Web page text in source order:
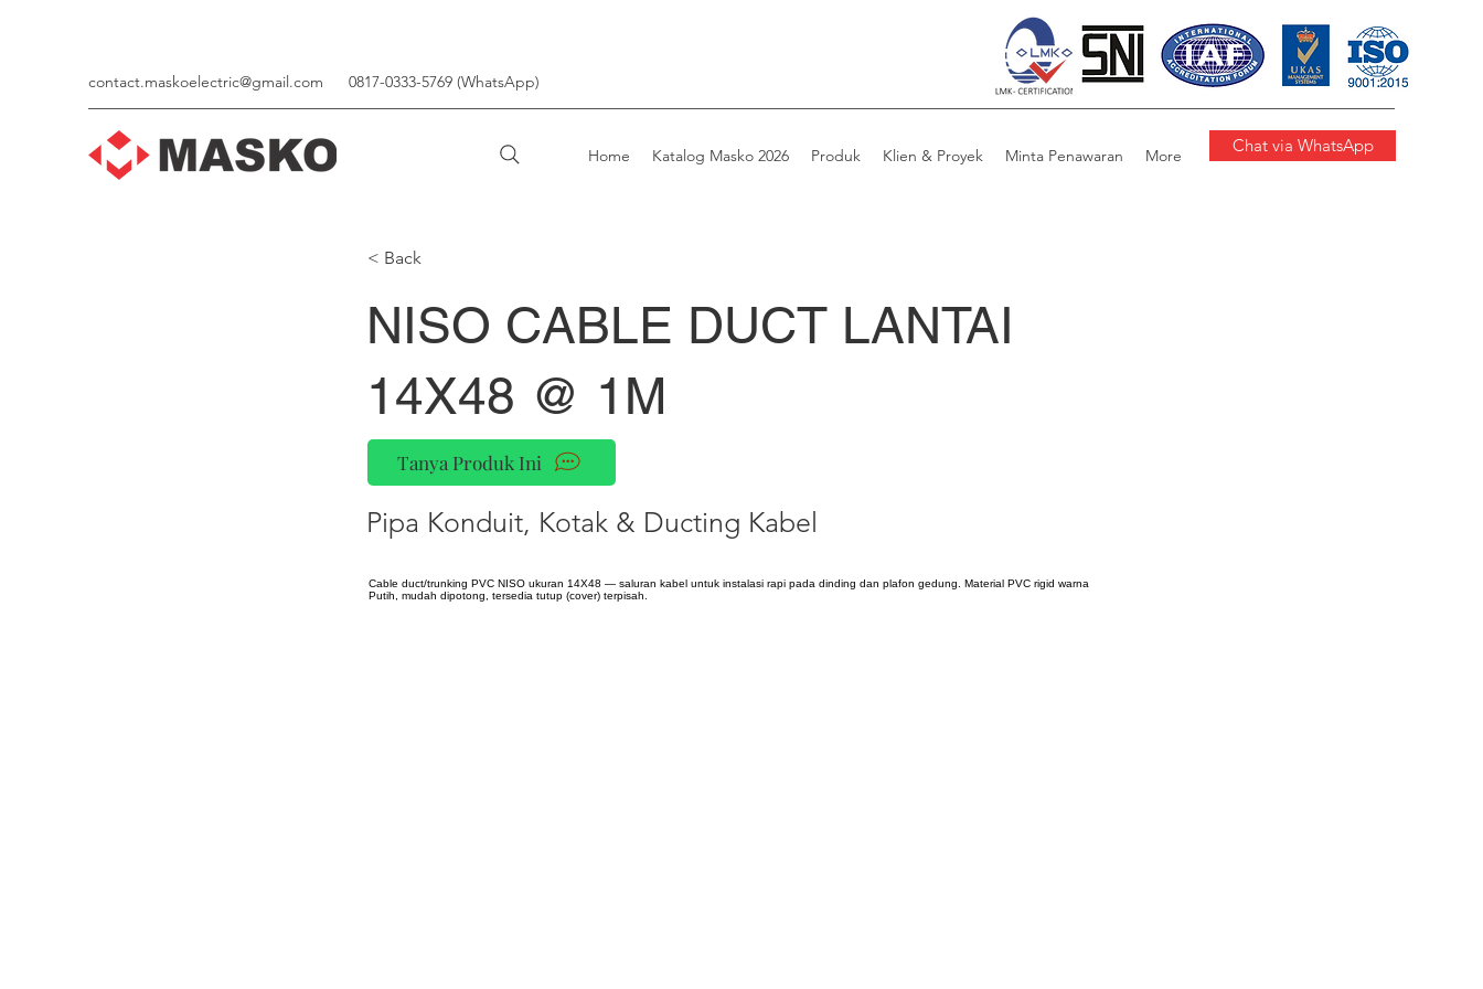
contact.maskoelectric@gmail.com 0817-0333-5769 (WhatsApp)
Home Katalog Masko 2026 Produk Klien & Proyek Minta Penawaran More Chat via WhatsApp
< Back
NISO CABLE DUCT LANTAI
14X48 @ 1M
Tanya Produk Ini
Pipa Konduit, Kotak & Ducting Kabel
Cable duct/trunking PVC NISO ukuran 14X48 — saluran kabel untuk instalasi rapi pada dinding dan plafon gedung. Material PVC rigid warna
Putih, mudah dipotong, tersedia tutup (cover) terpisah.